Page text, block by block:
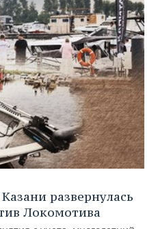
развернулась
Локомотива